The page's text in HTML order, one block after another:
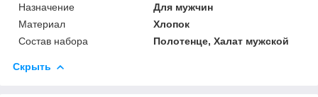
Назначение
Для мужчин
Материал
Хлопок
Состав набора
Полотенце, Халат мужской
Скрыть